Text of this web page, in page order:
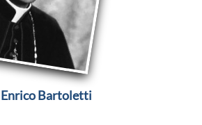
Enrico Bartoletti